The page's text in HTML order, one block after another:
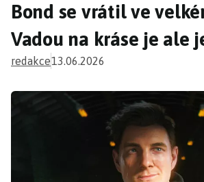
Bond se vrátil ve
Vadou na kráse je ale
redakce13.06.2026